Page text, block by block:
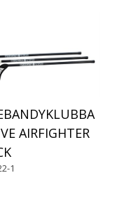
AIRFIGHTER
1